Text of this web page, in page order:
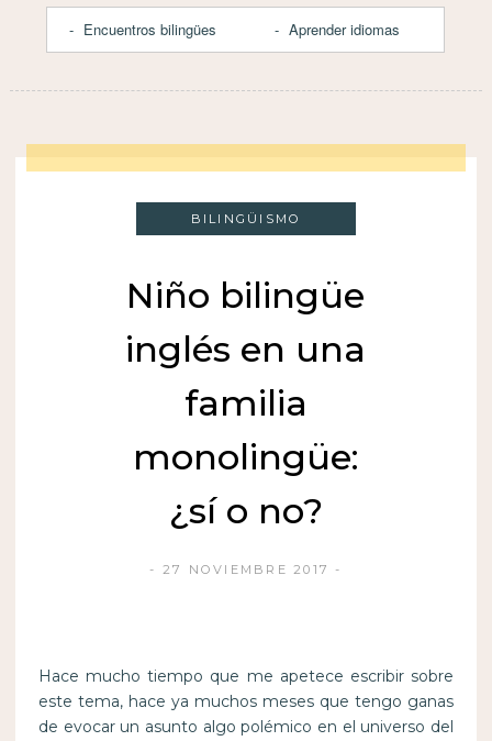
Encuentros bilingües
Aprender idiomas
BILINGÜISMO
Niño bilingüe
inglés en una
familia
monolingüe:
¿sí o no?
27 NOVIEMBRE 2017
Hace mucho tiempo que me apetece escribir sobre
este tema, hace ya muchos meses que tengo ganas
de evocar un asunto algo polémico en el universo del